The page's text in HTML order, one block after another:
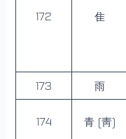
172 隹
173
雨
174 青 (靑)